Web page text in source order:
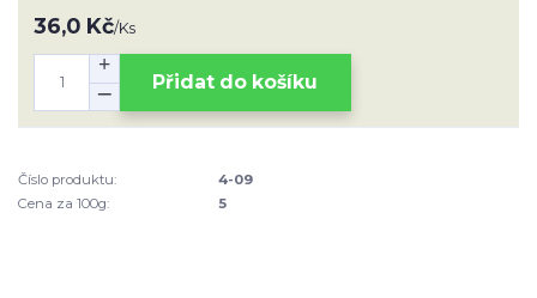
36,0 Kč/Ks
Přidat do košíku
Číslo produktu:
4-09
Cena za 100g:
5